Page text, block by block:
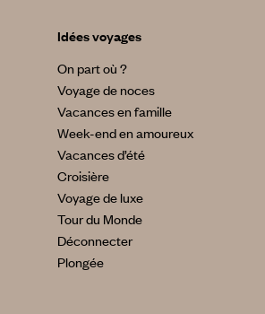
Idées voyages
On part où ?
Voyage de noces
Vacances en famille
Week-end en amoureux
Vacances d’été
Croisière
Voyage de luxe
Tour du Monde
Déconnecter
Plongée